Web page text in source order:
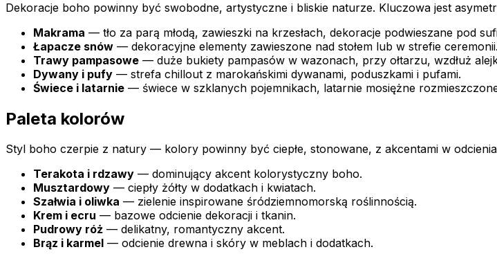
Dekoracje boho powinny być swobodne, artystyczne i bliskie naturze. Kluczowa jest
Makrama — tło za parą młodą, zawieszki na krzesłach, dekoracje podwieszane pod
Łapacze snów — dekoracyjne elementy zawieszone nad stołem lub w strefie ceremonii.
Trawy pampasowe — duże bukiety pampasów w wazonach, przy ołtarzu, wzdłuż
Dywany i pufy — strefa chillout z marokańskimi dywanami, poduszkami i pufami.
Świece i latarnie — świece w szklanych pojemnikach, latarnie mosiężne
Paleta kolorów
Styl boho czerpie z natury — kolory powinny być ciepłe, stonowane, z akcentami w
Terakota i rdzawy — dominujący akcent kolorystyczny boho.
Musztardowy — ciepły żółty w dodatkach i kwiatach.
Szałwia i oliwka — zielenie inspirowane śródziemnomorską roślinnością.
Krem i ecru — bazowe odcienie dekoracji i tkanin.
Pudrowy róż — delikatny, romantyczny akcent.
Brąz i karmel — odcienie drewna i skóry w meblach i dodatkach.